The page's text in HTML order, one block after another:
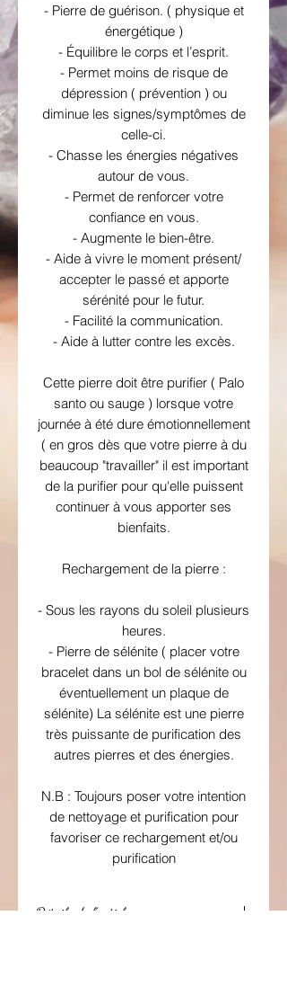
- Pierre de guérison. ( physique et
énergétique )
- Équilibre le corps et l’esprit.
- Permet moins de risque de
dépression ( prévention ) ou
diminue les signes/symptômes de
celle-ci.
- Chasse les énergies négatives
autour de vous.
- Permet de renforcer votre
confiance en vous.
- Augmente le bien-être.
- Aide à vivre le moment présent/
accepter le passé et apporte
sérénité pour le futur.
- Facilité la communication.
- Aide à lutter contre les excès.
Cette pierre doit être purifier ( Palo
santo ou sauge ) lorsque votre
journée à été dure émotionnellement
( en gros dès que votre pierre à du
beaucoup "travailler" il est important
de la purifier pour qu'elle puissent
continuer à vous apporter ses
bienfaits.
Rechargement de la pierre :
- Sous les rayons du soleil plusieurs
heures.
- Pierre de sélénite ( placer votre
bracelet dans un bol de sélénite ou
éventuellement un plaque de
sélénite) La sélénite est une pierre
très puissante de purification des
autres pierres et des énergies.
N.B : Toujours poser votre intention
de nettoyage et purification pour
favoriser ce rechargement et/ou
purification
Détails de l’article